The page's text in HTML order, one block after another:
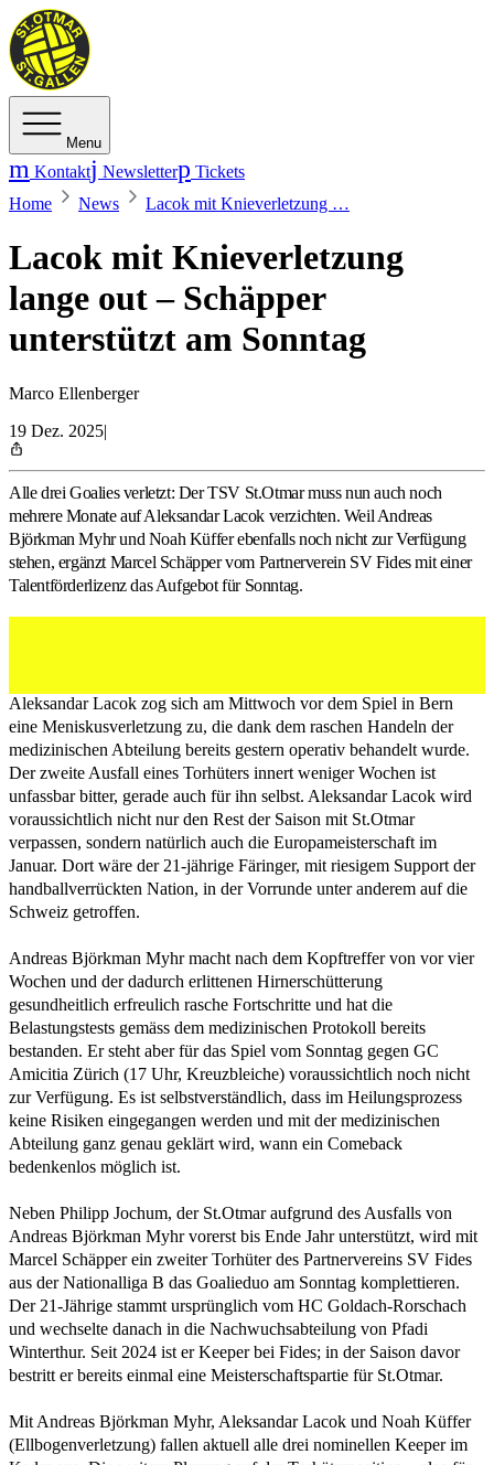
Menu
Kontakt Newsletter
Tickets
Home
News Lacok mit Knieverletzung …
Lacok mit Knieverletzung
lange out – Schäpper
unterstützt am Sonntag
Marco Ellenberger
19 Dez. 2025|
Alle drei Goalies verletzt: Der TSV St.Otmar muss nun auch noch
mehrere Monate auf Aleksandar Lacok verzichten. Weil Andreas
Björkman Myhr und Noah Küffer ebenfalls noch nicht zur Verfügung
stehen, ergänzt Marcel Schäpper vom Partnerverein SV Fides mit einer
Talentförderlizenz das Aufgebot für Sonntag.
Aleksandar Lacok zog sich am Mittwoch vor dem Spiel in Bern
eine Meniskusverletzung zu, die dank dem raschen Handeln der
medizinischen Abteilung bereits gestern operativ behandelt wurde.
Der zweite Ausfall eines Torhüters innert weniger Wochen ist
unfassbar bitter, gerade auch für ihn selbst. Aleksandar Lacok wird
voraussichtlich nicht nur den Rest der Saison mit St.Otmar
verpassen, sondern natürlich auch die Europameisterschaft im
Januar. Dort wäre der 21-jährige Färinger, mit riesigem Support der
handballverrückten Nation, in der Vorrunde unter anderem auf die
Schweiz getroffen.
Andreas Björkman Myhr macht nach dem Kopftreffer von vor vier
Wochen und der dadurch erlittenen Hirnerschütterung
gesundheitlich erfreulich rasche Fortschritte und hat die
Belastungstests gemäss dem medizinischen Protokoll bereits
bestanden. Er steht aber für das Spiel vom Sonntag gegen GC
Amicitia Zürich (17 Uhr, Kreuzbleiche) voraussichtlich noch nicht
zur Verfügung. Es ist selbstverständlich, dass im Heilungsprozess
keine Risiken eingegangen werden und mit der medizinischen
Abteilung ganz genau geklärt wird, wann ein Comeback
bedenkenlos möglich ist.
Neben Philipp Jochum, der St.Otmar aufgrund des Ausfalls von
Andreas Björkman Myhr vorerst bis Ende Jahr unterstützt, wird mit
Marcel Schäpper ein zweiter Torhüter des Partnervereins SV Fides
aus der Nationalliga B das Goalieduo am Sonntag komplettieren.
Der 21-Jährige stammt ursprünglich vom HC Goldach-Rorschach
und wechselte danach in die Nachwuchsabteilung von Pfadi
Winterthur. Seit 2024 ist er Keeper bei Fides; in der Saison davor
bestritt er bereits einmal eine Meisterschaftspartie für St.Otmar.
Mit Andreas Björkman Myhr, Aleksandar Lacok und Noah Küffer
(Ellbogenverletzung) fallen aktuell alle drei nominellen Keeper im